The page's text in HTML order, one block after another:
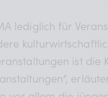
lediglich für
ist die